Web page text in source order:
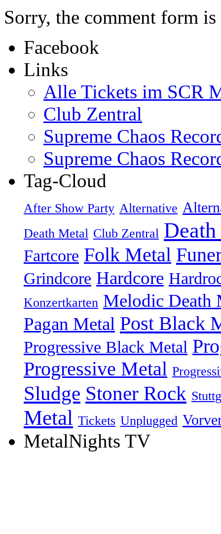
Sorry, the comment form
Facebook
Links
Alle Tickets im SCR
Club Zentral
Supreme Chaos
Supreme Chaos
Tag-Cloud
After Show Party Alternative
Death Metal Club Zentral
Fartcore Folk Metal
Grindcore Hardcore
Konzertkarten Melodic Death
Pagan Metal Post Black
Progressive Black Metal
Progressive Metal
Sludge Stoner Rock
Metal Tickets Unplugged
MetalNights TV